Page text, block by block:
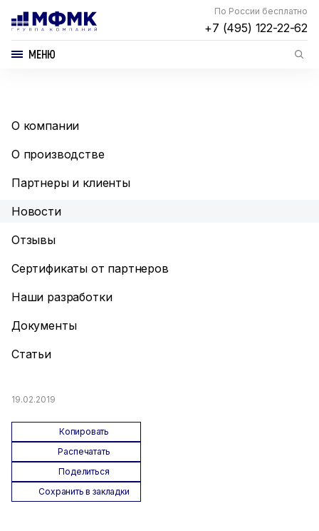
По России бесплатно
+7 (495) 122-22-62
МЕНЮ
О компании
О производстве
Партнеры и клиенты
Новости
Отзывы
Сертификаты от партнеров
Наши разработки
Документы
Статьи
19.02.2019
Копировать
Распечатать
Поделиться
Сохранить в закладки